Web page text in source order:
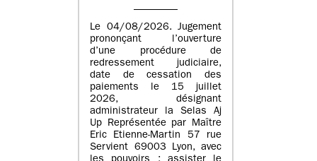
Le 04/08/2026. Jugement
prononçant l’ouverture
d’une procédure de
redressement judiciaire,
date de cessation des
paiements le 15 juillet
2026, désignant
administrateur la Selas Aj
Up Représentée par Maître
Eric Etienne-Martin 57 rue
Servient 69003 Lyon, avec